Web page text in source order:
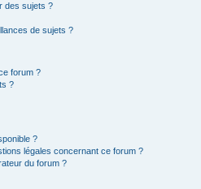
des sujets ?
de sujets ?
forum ?
?
?
légales concernant ce forum ?
du forum ?